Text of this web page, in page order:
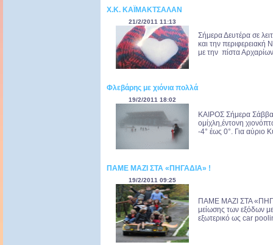
Χ.Κ. ΚΑΪΜΑΚΤΣΑΛΑΝ
21/2/2011 11:13
Σήμερα Δευτέρα σε
και την
με την πίστα
Φλεβάρης με χιόνια πολλά
19/2/2011 18:02
ΚΑΙΡΟΣ Σήμερα
ομίχλη,έντονη
-4° έως 0°. Για αύριο
ΠΑΜΕ ΜΑΖΙ ΣΤΑ «ΠΗΓΑΔΙΑ» !
19/2/2011 09:25
ΠΑΜΕ ΜΑΖΙ ΣΤΑ
μείωσης των εξόδων
εξωτερικό ως car